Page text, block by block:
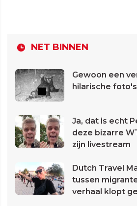
NET BINNEN
Gewoon een
hilarische
Ja, dat is echt
deze bizarre
zijn livestream
Dutch Travel
tussen
verhaal klopt